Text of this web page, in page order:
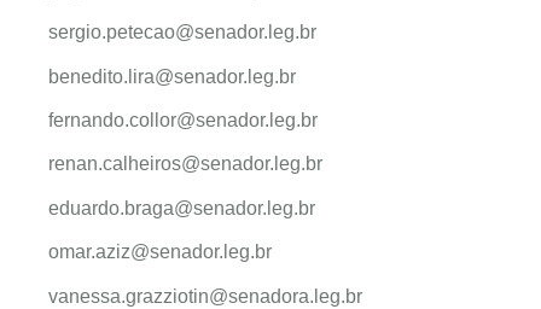
sergio.petecao@senador.leg.br
benedito.lira@senador.leg.br
fernando.collor@senador.leg.br
renan.calheiros@senador.leg.br
eduardo.braga@senador.leg.br
omar.aziz@senador.leg.br
vanessa.grazziotin@senadora.leg.br